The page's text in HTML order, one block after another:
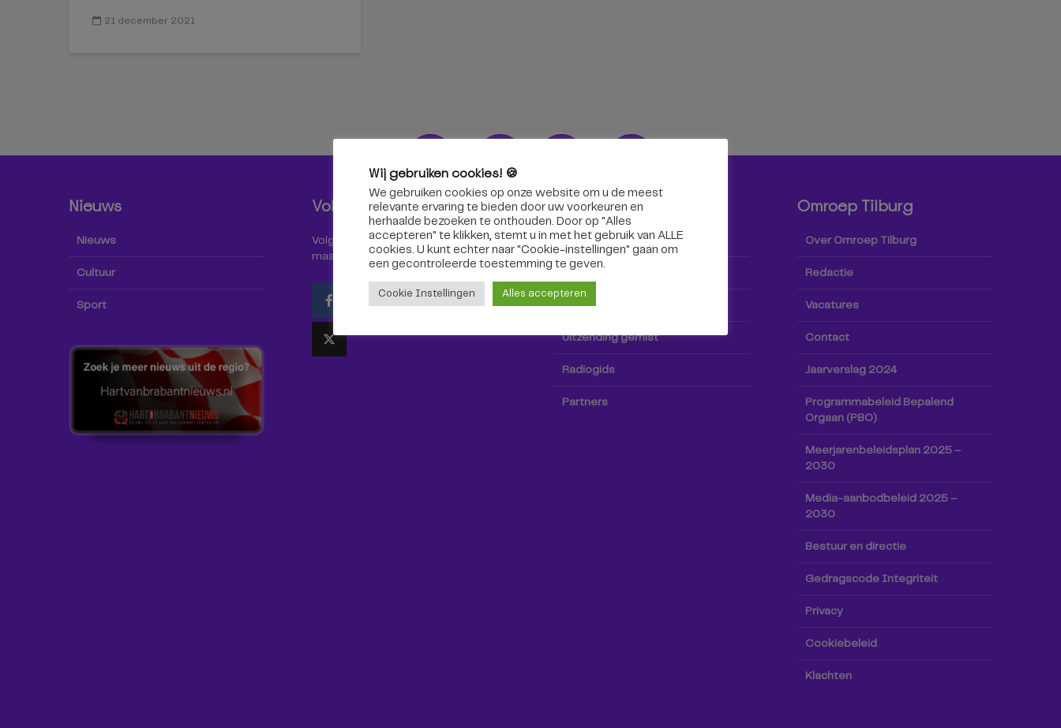
21 december 2021
Nieuws
Nieuws
Cultuur
Sport
Volg ons!
Volg Omroep Tilburg niet alleen hier,
maar ook via social media!
Radio & TV
Kijk tv
Radio
TV-gids
Uitzending gemist
Radiogids
Partners
Omroep Tilburg
Over Omroep Tilburg
Redactie
Vacatures
Contact
Jaarverslag 2024
Programmabeleid Bepalend
Orgaan (PBO)
Meerjarenbeleidsplan 2025 –
2030
Media-aanbodbeleid 2025 –
2030
Bestuur en directie
Gedragscode Integriteit
Privacy
Cookiebeleid
Klachten
Wij gebruiken cookies! 🍪
We gebruiken cookies op onze website om u de meest
relevante ervaring te bieden door uw voorkeuren en
herhaalde bezoeken te onthouden. Door op "Alles
accepteren" te klikken, stemt u in met het gebruik van ALLE
cookies. U kunt echter naar "Cookie-instellingen" gaan om
een ​​gecontroleerde toestemming te geven.
Cookie Instellingen Alles accepteren